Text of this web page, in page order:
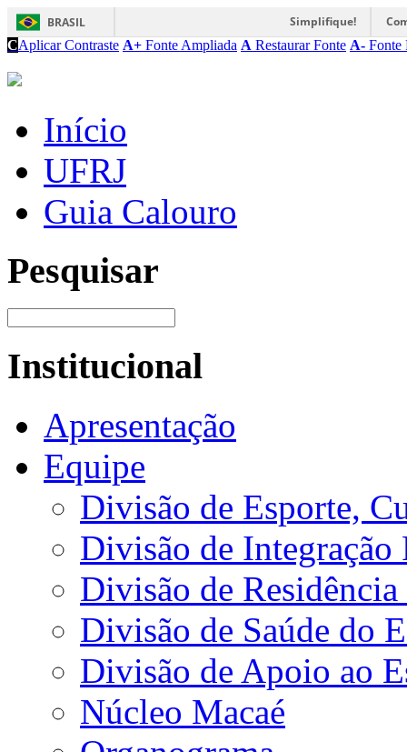
BRASIL Simplifique!
CAplicar Contraste A+ Fonte Ampliada A Restaurar Fonte A- Fonte
Início
UFRJ
Guia Calouro
Pesquisar
Institucional
Apresentação
Equipe
Divisão de Esporte,
Divisão de Integração
Divisão de
Divisão de Saúde do
Divisão de Apoio ao
Núcleo Macaé